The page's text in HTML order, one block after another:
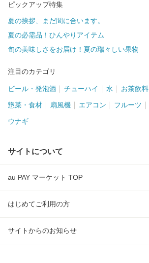
ピックアップ特集
夏の挨拶、まだ間に合います。
夏の必需品！ひんやりアイテム
旬の美味しさをお届け！夏の瑞々しい果物
注目のカテゴリ
ビール・発泡酒 チューハイ 水 お茶飲料
惣菜・食材 扇風機 エアコン フルーツ
ウナギ
サイトについて
au PAY マーケット TOP
はじめてご利用の方
サイトからのお知らせ